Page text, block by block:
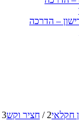
– הדרכה
חקלאי2
/ חציר וקש3